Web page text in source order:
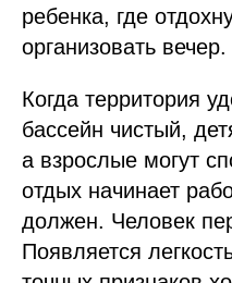
ребенка, где
организовать вечер.
Когда территория
бассейн чистый,
а взрослые могут
отдых начинает
должен. Человек
Появляется